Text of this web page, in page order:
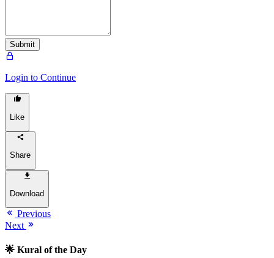
Submit
Login to Continue
Like
Share
Download
Previous
Next
🌟 Kural of the Day